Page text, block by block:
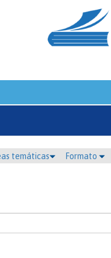
temáticas Formato